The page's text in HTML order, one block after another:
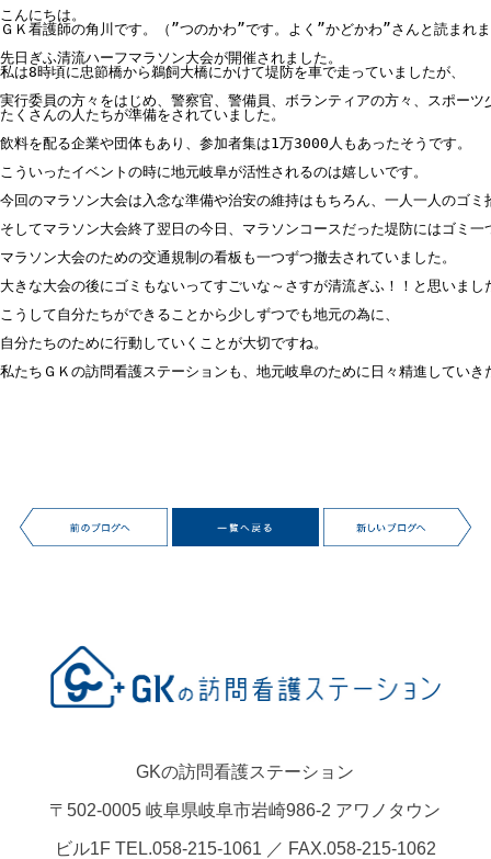
こんにちは。
ＧＫ看護師の角川です。（”つのかわ”です。よく”かどかわ”さんと読まれ
先日ぎふ清流ハーフマラソン大会が開催されました。
私は8時頃に忠節橋から鵜飼大橋にかけて堤防を車で走っていましたが、
実行委員の方々をはじめ、警察官、警備員、ボランティアの方々、スポー
たくさんの人たちが準備をされていました。
飲料を配る企業や団体もあり、参加者集は1万3000人もあったそうです。
こういったイベントの時に地元岐阜が活性されるのは嬉しいです。
今回のマラソン大会は入念な準備や治安の維持はもちろん、一人一人のゴミ
そしてマラソン大会終了翌日の今日、マラソンコースだった堤防にはゴミ
マラソン大会のための交通規制の看板も一つずつ撤去されていました。
大きな大会の後にゴミもないってすごいな～さすが清流ぎふ！！と思いまし
こうして自分たちができることから少しずつでも地元の為に、
自分たちのために行動していくことが大切ですね。
私たちＧＫの訪問看護ステーションも、地元岐阜のために日々精進していき
GKの訪問看護ステーション
〒502-0005 岐阜県岐阜市岩崎986-2 アワノタウン
ビル1F TEL.058-215-1061 ／ FAX.058-215-1062